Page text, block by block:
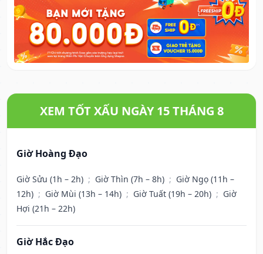
XEM TỐT XẤU NGÀY 15 THÁNG 8
Giờ Hoàng Đạo
Giờ Sửu (1h – 2h) ; Giờ Thìn (7h – 8h) ; Giờ Ngọ (11h –
12h) ; Giờ Mùi (13h – 14h) ; Giờ Tuất (19h – 20h) ; Giờ
Hợi (21h – 22h)
Giờ Hắc Đạo